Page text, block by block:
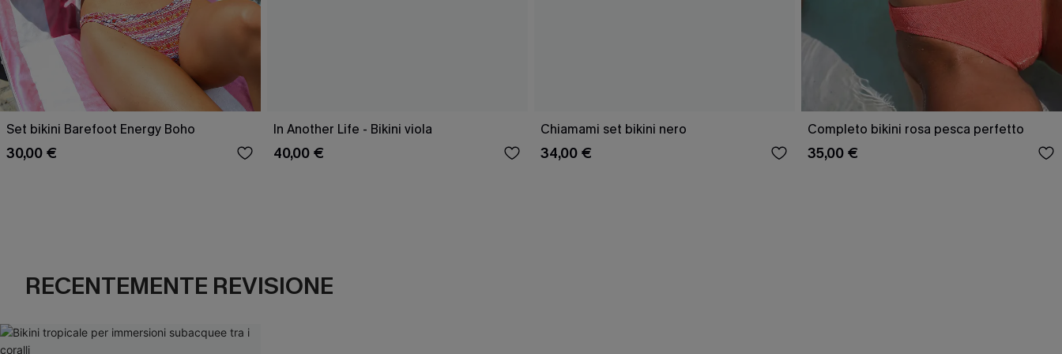
Set bikini Barefoot Energy Boho
30,00 €
In Another Life - Bikini viola
40,00 €
Chiamami set bikini nero
34,00 €
Completo bikini rosa pesca perfetto
35,00 €
RECENTEMENTE REVISIONE